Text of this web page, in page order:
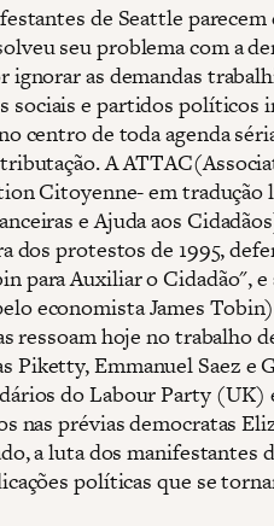
de Seattle parecem
seu problema com a
ignorar as demandas
sociais e partidos políticos
centro de toda agenda
A
Citoyenne- em tradução
e Ajuda aos
dos protestos de 1995,
para Auxiliar o Cidadão",
economista James
ressoam hoje no trabalho
Piketty, Emmanuel Saez e
do Labour Party (UK)
nas prévias democratas
a luta dos manifestantes
políticas que se